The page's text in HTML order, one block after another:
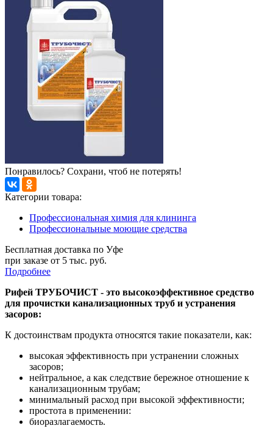
Понравилось? Сохрани, чтоб не потерять!
Категории товара:
Профессиональная химия для клининга
Профессиональные моющие средства
Бесплатная доставка по Уфе
при заказе от 5 тыс. руб.
Подробнее
Рифей ТРУБОЧИСТ - это высокоэффективное средство
для прочистки канализационных труб и устранения
засоров:
К достоинствам продукта относятся такие показатели, как:
высокая эффективность при устранении сложных
засоров;
нейтральное, а как следствие бережное отношение к
канализационным трубам;
минимальный расход при высокой эффективности;
простота в применении:
биоразлагаемость.